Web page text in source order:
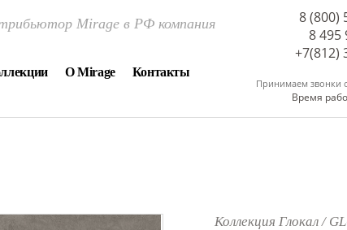
Mirage в РФ компания
О Mirage Контакты
8 (800)
8 495
Принимаем звонки c
Время
+7(812)
Коллекция Глокал /